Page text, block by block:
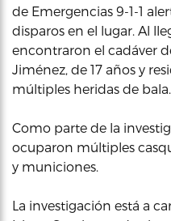
de Emergencias 9-1-1
disparos en el lugar. Al
encontraron el cadáver
Jiménez, de 17 años y
múltiples heridas de bala.
Como parte de la
ocuparon múltiples
y municiones.
La investigación está a